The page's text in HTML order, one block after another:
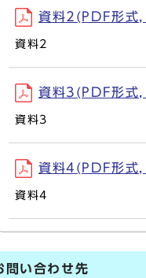
資料2(PDF形
資料2
資料3(PDF形
資料3
資料4(PDF形
資料4
問い合わせ先